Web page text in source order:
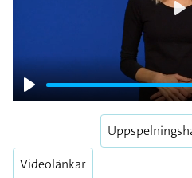
Play
Videolänkar